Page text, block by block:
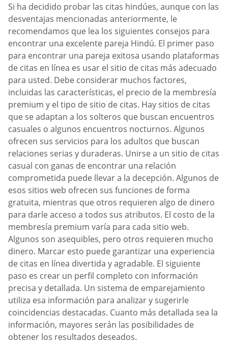
Si ha decidido probar las citas hindúes, aunque con las
desventajas mencionadas anteriormente, le
recomendamos que lea los siguientes consejos para
encontrar una excelente pareja Hindú. El primer paso
para encontrar una pareja exitosa usando plataformas
de citas en línea es usar el sitio de citas más adecuado
para usted. Debe considerar muchos factores,
incluidas las características, el precio de la membresía
premium y el tipo de sitio de citas. Hay sitios de citas
que se adaptan a los solteros que buscan encuentros
casuales o algunos encuentros nocturnos. Algunos
ofrecen sus servicios para los adultos que buscan
relaciones serias y duraderas. Unirse a un sitio de citas
casual con ganas de encontrar una relación
comprometida puede llevar a la decepción. Algunos de
esos sitios web ofrecen sus funciones de forma
gratuita, mientras que otros requieren algo de dinero
para darle acceso a todos sus atributos. El costo de la
membresía premium varía para cada sitio web.
Algunos son asequibles, pero otros requieren mucho
dinero. Marcar esto puede garantizar una experiencia
de citas en línea divertida y agradable. El siguiente
paso es crear un perfil completo con información
precisa y detallada. Un sistema de emparejamiento
utiliza esa información para analizar y sugerirle
coincidencias destacadas. Cuanto más detallada sea la
información, mayores serán las posibilidades de
obtener los resultados deseados.